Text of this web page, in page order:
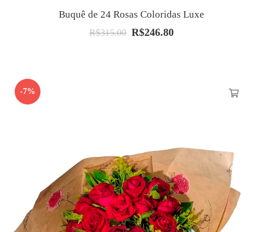
Buquê de 24 Rosas Coloridas Luxe
R$315.00 O
R$246.80O
-7%